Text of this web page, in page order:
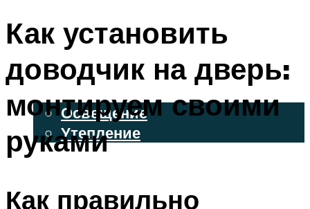
ФАСАДНЫЙ САЙДИНГ
ОСВЕЩЕНИЕ И УТЕПЛЕНИЕ
Освещение
Утепление
Как установить
доводчик на дверь:
монтируем своими
руками
Как правильно